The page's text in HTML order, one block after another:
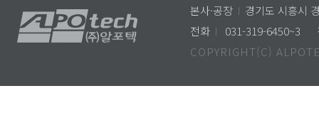
본사·공장 I 경기도 시흥시
전화 I
031-319-6450~3
COPYRIGHT(C)